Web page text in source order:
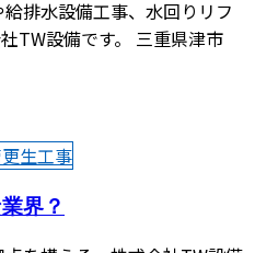
排水設備工事、水回りリフ
TW設備です。 三重県津市
生工事
界？